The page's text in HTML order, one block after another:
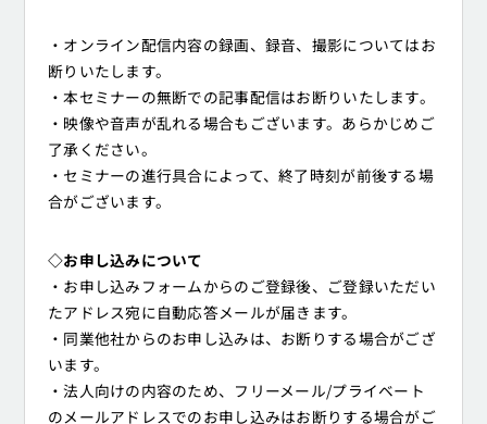
・オンライン配信内容の録画、録音、撮影についてはお
断りいたします。
・本セミナーの無断での記事配信はお断りいたします。
・映像や音声が乱れる場合もございます。あらかじめご
了承ください。
・セミナーの進行具合によって、終了時刻が前後する場
合がございます。
◇お申し込みについて
・お申し込みフォームからのご登録後、ご登録いただい
たアドレス宛に自動応答メールが届きます。
・同業他社からのお申し込みは、お断りする場合がござ
います。
・法人向けの内容のため、フリーメール/プライベート
のメールアドレスでのお申し込みはお断りする場合がご